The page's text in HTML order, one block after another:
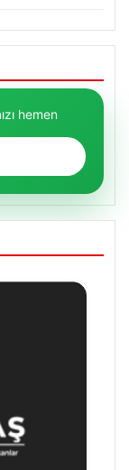
hemen